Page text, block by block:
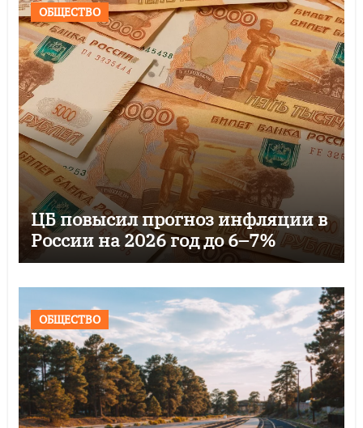
ОБЩЕСТВО
ЦБ повысил прогноз инфляции в
России на 2026 год до 6–7%
ОБЩЕСТВО